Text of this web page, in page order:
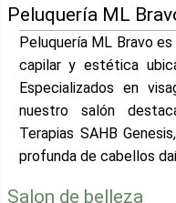
Peluquería ML
Peluquería ML Bravo
capilar y estética
Especializados en
nuestro salón
Terapias SAHB
profunda de cabellos
Salon de belleza